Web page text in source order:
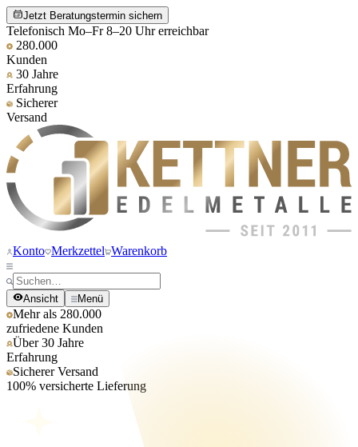
Jetzt Beratungstermin sichern
Telefonisch Mo–Fr 8–20 Uhr erreichbar
280.000
Kunden
30 Jahre
Erfahrung
Sicherer
Versand
Konto Merkzettel Warenkorb
Ansicht Menü
Mehr als 280.000
zufriedene Kunden
Über 30 Jahre
Erfahrung
Sicherer Versand
100% versicherte Lieferung